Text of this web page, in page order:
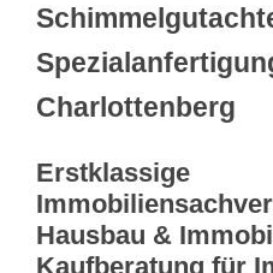
Charlottenberg
Erstklassige
Hausbau &
Kaufberatung für